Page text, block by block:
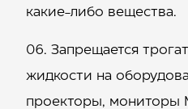
какие-либо вещества.
Запрещается
жидкости на
проекторы, мониторы